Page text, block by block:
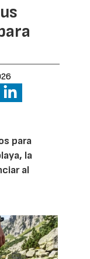
para
la
al